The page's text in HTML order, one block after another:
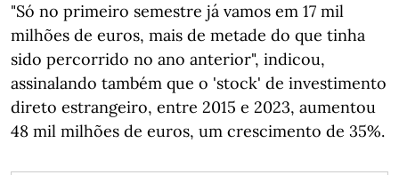
"Só no primeiro semestre já vamos em 17 mil
milhões de euros, mais de metade do que tinha
sido percorrido no ano anterior", indicou,
assinalando também que o 'stock' de investimento
direto estrangeiro, entre 2015 e 2023, aumentou
48 mil milhões de euros, um crescimento de 35%.